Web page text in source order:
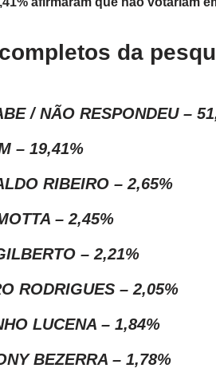
da
/ NÃO RESPONDEU –
– 19,41%
RIBEIRO – 2,65%
– 2,45%
– 2,21%
RODRIGUES – 2,05%
LUCENA – 1,84%
BEZERRA – 1,78%